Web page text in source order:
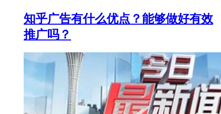
知乎广告有什么优点？能够做好有效
推广吗？